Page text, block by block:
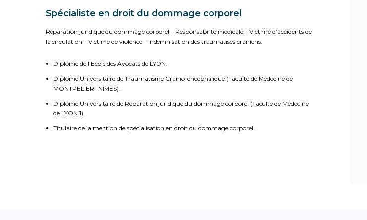
Spécialiste en droit du dommage corporel
Réparation juridique du dommage corporel – Responsabilité médicale – Victime d’accidents de
la circulation – Victime de violence – Indemnisation des traumatisés crâniens.
Diplômé de l’Ecole des Avocats de LYON.
Diplôme Universitaire de Traumatisme Cranio-encéphalique (Faculté de Médecine de
MONTPELIER- NÎMES).
Diplôme Universitaire de Réparation juridique du dommage corporel (Faculté de Médecine
de LYON 1).
Titulaire de la mention de spécialisation en droit du dommage corporel.